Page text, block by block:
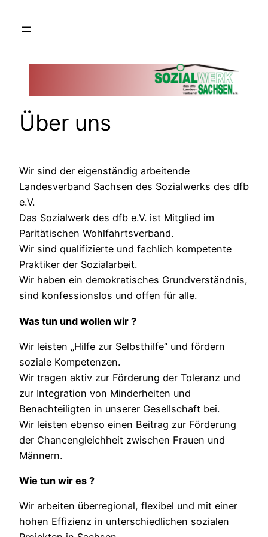
Inhalt
Über uns
Wir sind der eigenständig arbeitende
Landesverband Sachsen des Sozialwerks des dfb
e.V.
Das Sozialwerk des dfb e.V. ist Mitglied im
Paritätischen Wohlfahrtsverband.
Wir sind qualifizierte und fachlich kompetente
Praktiker der Sozialarbeit.
Wir haben ein demokratisches Grundverständnis,
sind konfessionslos und offen für alle.
Was tun und wollen wir ?
Wir leisten „Hilfe zur Selbsthilfe“ und fördern
soziale Kompetenzen.
Wir tragen aktiv zur Förderung der Toleranz und
zur Integration von Minderheiten und
Benachteiligten in unserer Gesellschaft bei.
Wir leisten ebenso einen Beitrag zur Förderung
der Chancengleichheit zwischen Frauen und
Männern.
Wie tun wir es ?
Wir arbeiten überregional, flexibel und mit einer
hohen Effizienz in unterschiedlichen sozialen